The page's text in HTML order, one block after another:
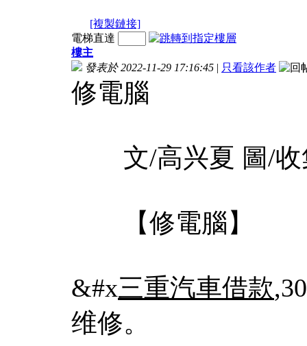
[複製鏈接]
電梯直達
樓主
發表於 2022-11-29 17:16:45 | 只看該作者
修電腦
文/高兴夏 圖/收
【修電腦】
&#x三重汽車借款
维修。